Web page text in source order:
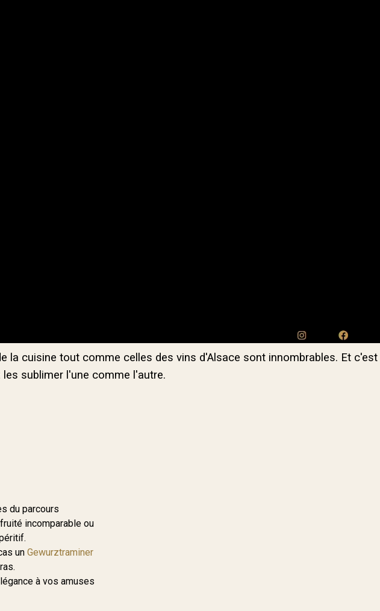
la cuisine tout comme celles des vins d'Alsace sont innombrables. Et c'est
sublimer l'une comme l'autre.
du parcours
incomparable ou
un Gewurztraminer
à vos amuses